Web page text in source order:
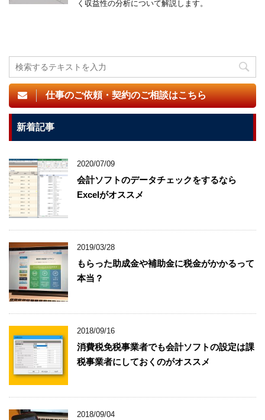
く収益性の分析について解説します。
仕事のご依頼・契約のご相談はこちら
新着記事
2020/07/09
会計ソフトのデータチェックをするなら
Excelがオススメ
2019/03/28
もらった助成金や補助金に税金がかかるって
本当？
2018/09/16
消費税免税事業者でも会計ソフトの設定は課
税事業者にしておくのがオススメ
2018/09/04